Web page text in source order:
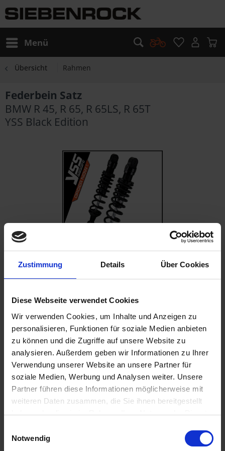
Zustimmung Details Über Cookies
Diese Webseite verwendet Cookies
Wir verwenden Cookies, um Inhalte und Anzeigen zu
personalisieren, Funktionen für soziale Medien anbieten
zu können und die Zugriffe auf unsere Website zu
analysieren. Außerdem geben wir Informationen zu Ihrer
Verwendung unserer Website an unsere Partner für
soziale Medien, Werbung und Analysen weiter. Unsere
Partner führen diese Informationen möglicherweise mit
weiteren Daten zusammen, die Sie ihnen bereitgestellt
haben oder die sie im Rahmen Ihrer Nutzung der Dienste
Cookies, wenn Sie unsere Webseite weiterhin nutzen.
Notwendig
Menü
Übersicht Rahmen
Federbein Satz
BMW R 45, R 65, R 65LS, R 65T
YSS Black Edition
389,00 €
Sofort versandfertig, Lieferzeit ca. 2-4 Werktage innerhalb
Deutschlands
In denWarenkorb
Merken Bewerten
Artikel Nr.: 3353508Y
Feingewinde einstellbar. Arretierung der...